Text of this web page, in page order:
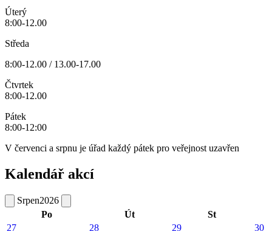
Úterý
8:00-12.00
Středa
8:00-12.00 / 13.00-17.00
Čtvrtek
8:00-12.00
Pátek
8:00-12:00
V červenci a srpnu je úřad každý pátek pro veřejnost uzavřen
Kalendář akcí
Srpen2026
Po
Út
St
27
28
29
30